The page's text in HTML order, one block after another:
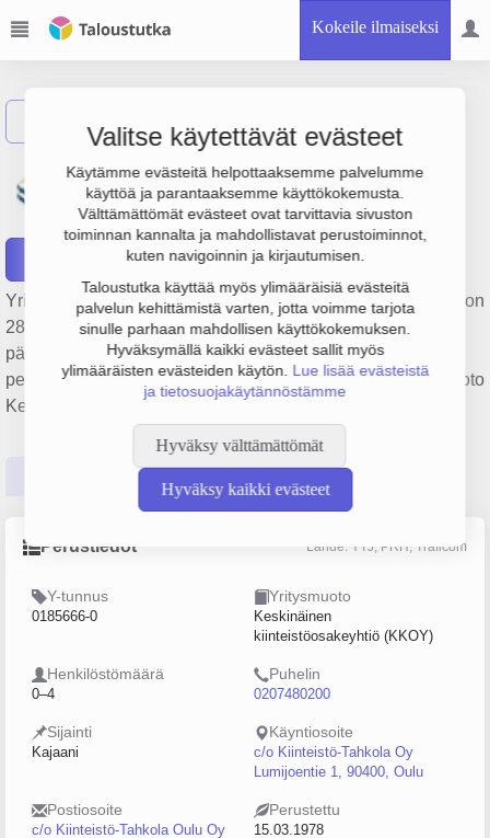
Kokeile ilmaiseksi
Valitse käytettävät evästeet
Käytämme evästeitä helpottaaksemme palvelumme
käyttöä ja parantaaksemme käyttökokemusta.
Välttämättömät evästeet ovat tarvittavia sivuston
toiminnan kannalta ja mahdollistavat perustoiminnot,
kuten navigoinnin ja kirjautumisen.
Taloustutka käyttää myös ylimääräisiä evästeitä
palvelun kehittämistä varten, jotta voimme tarjota
sinulle parhaan mahdollisen käyttökokemuksen.
Hyväksymällä kaikki evästeet sallit myös
ylimääräisten evästeiden käytön. Lue lisää evästeistä
ja tietosuojakäytännöstämme
Hyväksy välttämättömät
Hyväksy kaikki evästeet
Kiinteistö Oy Kajaanin
Kauppakatu 26
Yrityksen Kiinteistö Oy Kajaanin Kauppakatu 26 liikevaihto on
286 000 €, tulos -51 000 € ja henkilöstömäärä 1. Sen
päätoimiala on Asuntojen ja asuinkiinteistöjen hallinta,
perustamisvuosi 1978 ja sijainti Kajaani. Yrityksen yhtiömuoto
Keskinäinen kiinteistöosakeyhtiö (KKOY).
Päättäjätiedot
Perustiedot Lähde: YTJ, PRH, Traficom
Y-tunnus
0185666-0
Yritysmuoto
Keskinäinen
kiinteistöosakeyhtiö (KKOY)
Henkilöstömäärä
0–4
Puhelin
0207480200
Sijainti
Kajaani
Käyntiosoite
c/o Kiinteistö-Tahkola Oy
Lumijoentie 1, 90400, Oulu
Postiosoite
c/o Kiinteistö-Tahkola Oulu Oy
Perustettu
15.03.1978